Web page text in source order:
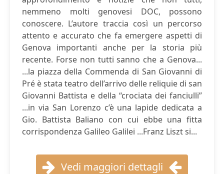
nemmeno molti genovesi DOC, possono
conoscere. L’autore traccia così un percorso
attento e accurato che fa emergere aspetti di
Genova importanti anche per la storia più
recente. Forse non tutti sanno che a Genova...
...la piazza della Commenda di San Giovanni di
Pré è stata teatro dell’arrivo delle reliquie di san
Giovanni Battista e della “crociata dei fanciulli”
...in via San Lorenzo c’è una lapide dedicata a
Gio. Battista Baliano con cui ebbe una fitta
corrispondenza Galileo Galilei ...Franz Liszt si...
Vedi maggiori dettagli